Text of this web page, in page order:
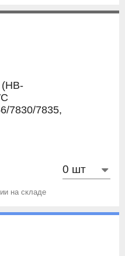
7830/7835,
на складе